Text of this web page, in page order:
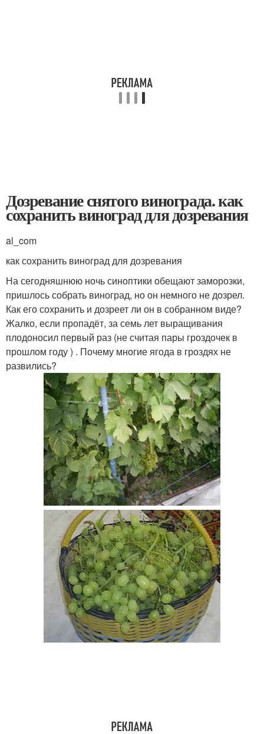
Дозревание снятого винограда. как
сохранить виноград для дозревания
al_com
как сохранить виноград для дозревания
На сегодняшнюю ночь синоптики обещают заморозки,
пришлось собрать виноград, но он немного не дозрел.
Как его сохранить и дозреет ли он в собранном виде?
Жалко, если пропадёт, за семь лет выращивания
плодоносил первый раз (не считая пары гроздочек в
прошлом году ) . Почему многие ягода в гроздях не
развились?